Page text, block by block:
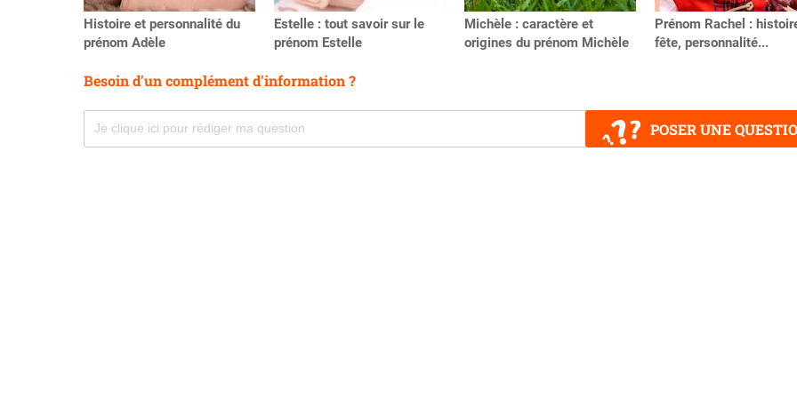
Histoire et personnalité du
prénom Adèle
Estelle : tout savoir sur le
prénom Estelle
Michèle : caractère et
origines du prénom Michèle
Prénom Rachel :
fête, personnalité...
Besoin d'un complément d'information ?
POSER UNE